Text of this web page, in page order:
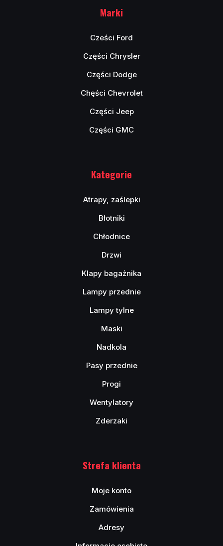
Marki
Cześci Ford
Części Chrysler
Części Dodge
Chęści Chevrolet
Części Jeep
Części GMC
Kategorie
Atrapy, zaślepki
Błotniki
Chłodnice
Drzwi
Klapy bagażnika
Lampy przednie
Lampy tylne
Maski
Nadkola
Pasy przednie
Progi
Wentylatory
Zderzaki
Strefa klienta
Moje konto
Zamówienia
Adresy